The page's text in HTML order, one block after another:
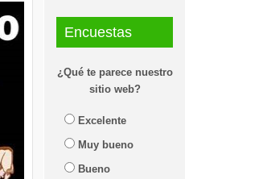
Encuestas
¿Qué te parece nuestro
sitio web?
Excelente
Muy bueno
Bueno